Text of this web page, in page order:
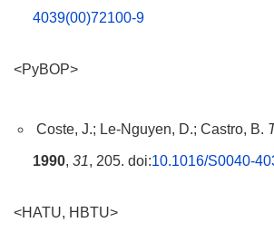
4039(00)72100-9
<PyBOP>
Coste, J.; Le-Nguyen, D.; Castro, B.
1990, 31, 205. doi:10.1016/S0040-
<HATU, HBTU>